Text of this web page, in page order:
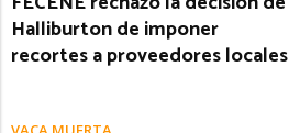
Halliburton de imponer
recortes a proveedores locales